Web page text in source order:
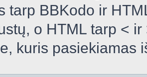
tarp BBKodo ir
o HTML tarp <
kuris pasiekiamas